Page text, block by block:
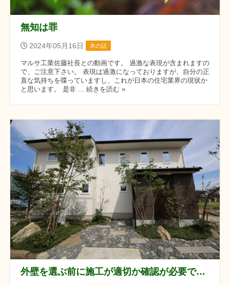
無知は罪
2024年05月16日 木の話
マルサ工業佐藤社長との動画です。 過激な表現が含まれますの
で、ご注意下さい。 表現は過激になっておりますが、自分の正
直な気持ちを喋っていますし、これが日本の住宅業界の現状か
と思います。 是非 ... 続きを読む »
外壁を選ぶ前に施工が適切か確認が必要ですね